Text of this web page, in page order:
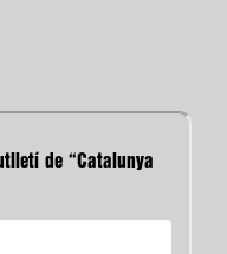
de “Catalunya